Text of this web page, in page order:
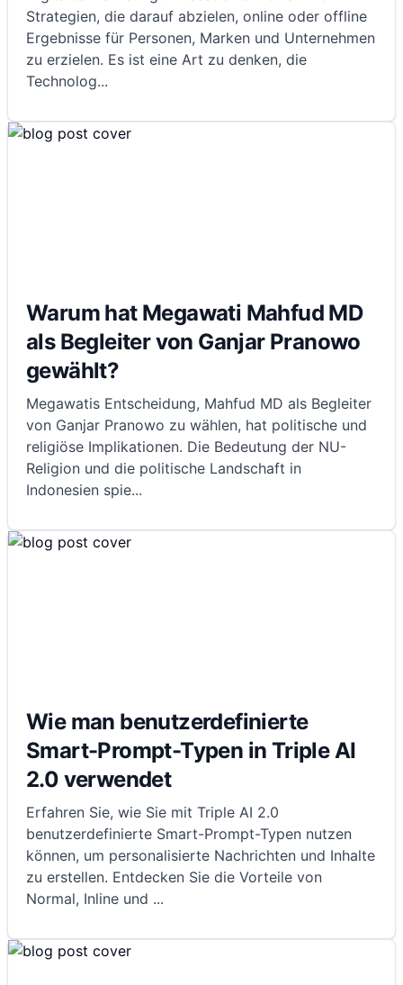
Strategien, die darauf abzielen, online oder offline
Ergebnisse für Personen, Marken und Unternehmen
zu erzielen. Es ist eine Art zu denken, die
Technolog...
Warum hat Megawati Mahfud MD
als Begleiter von Ganjar Pranowo
gewählt?
Megawatis Entscheidung, Mahfud MD als Begleiter
von Ganjar Pranowo zu wählen, hat politische und
religiöse Implikationen. Die Bedeutung der NU-
Religion und die politische Landschaft in
Indonesien spie...
Wie man benutzerdefinierte
Smart-Prompt-Typen in Triple AI
2.0 verwendet
Erfahren Sie, wie Sie mit Triple AI 2.0
benutzerdefinierte Smart-Prompt-Typen nutzen
können, um personalisierte Nachrichten und Inhalte
zu erstellen. Entdecken Sie die Vorteile von
Normal, Inline und ...